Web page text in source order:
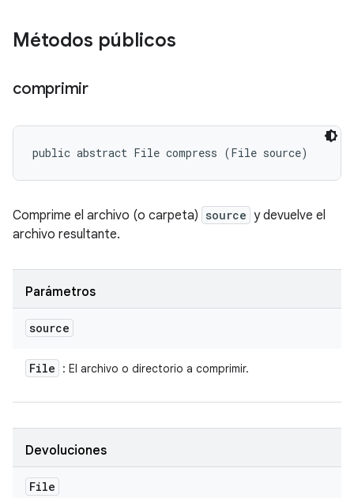
Métodos públicos
comprimir
public abstract File compress (File source)
Comprime el archivo (o carpeta) source y devuelve el
archivo resultante.
Parámetros
source
File : El archivo o directorio a comprimir.
Devoluciones
File